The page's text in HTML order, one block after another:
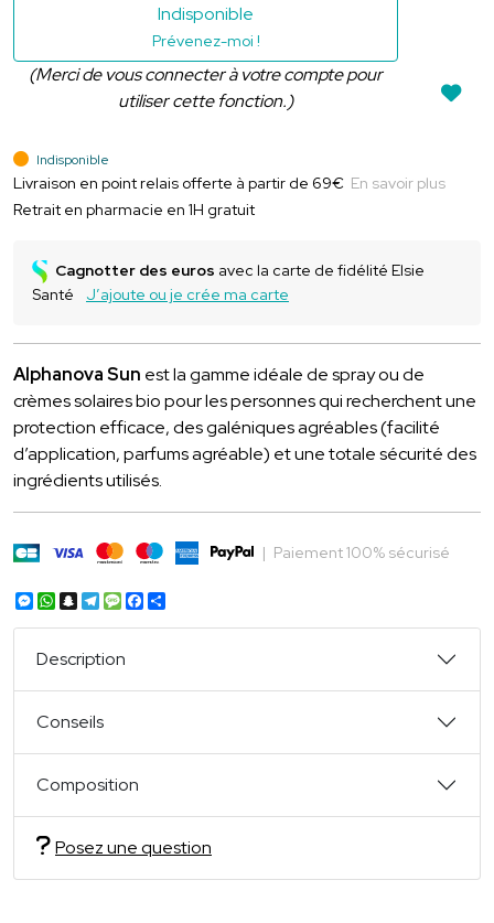
Indisponible
Prévenez-moi !
(Merci de vous connecter à votre compte pour
utiliser cette fonction.)
Indisponible
Livraison en point relais offerte à partir de 69€ En savoir plus
Retrait en pharmacie en 1H gratuit
Cagnotter des euros avec la carte de fidélité Elsie
Santé
J’ajoute ou je crée ma carte
Alphanova Sun est la gamme idéale de spray ou de
crèmes solaires bio pour les personnes qui recherchent une
protection efficace, des galéniques agréables (facilité
d’application, parfums agréable) et une totale sécurité des
ingrédients utilisés.
| Paiement 100% sécurisé
Messenger
WhatsApp
Snapchat
Telegram
Message
Facebook
Description
Conseils
Composition
Posez une question